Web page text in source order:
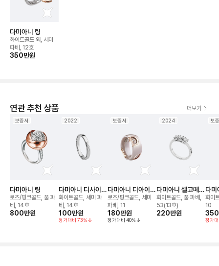
다미아니 링
화이트골드 외, 세미
파베, 12호
350만원
연관 추천 상품 더보기
보증서
다미아니 링
로즈/핑크골드, 풀 파
베, 14호
800만원
2022
다미아니 디사이드
링
화이트골드, 세미 파
베, 14호
100만원
정가대비 73%
보증서
다미아니 디아이콘
링
로즈/핑크골드, 세미
파베, 11
180만원
정가대비 40%
2024
다미아니 셀고떼
링
화이트골드, 풀 파베,
53(13호)
220만원
보
다미
웨딩
화이
10
350
정가